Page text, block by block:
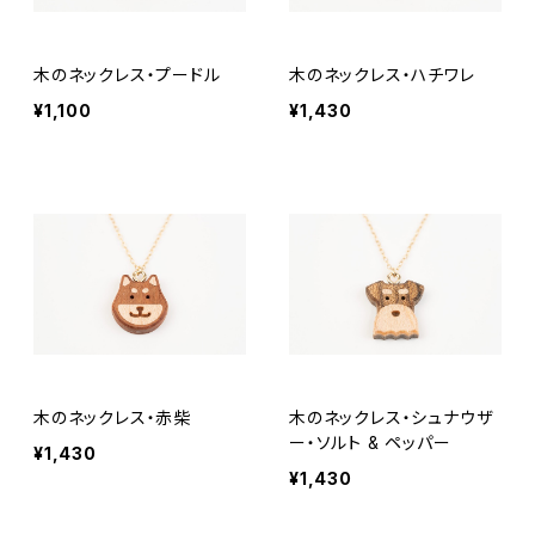
木のネックレス・プードル
¥1,100
木のネックレス・ハチワレ
¥1,430
木のネックレス・赤柴
¥1,430
木のネックレス・シュナウザ
ー・ソルト & ペッパー
¥1,430